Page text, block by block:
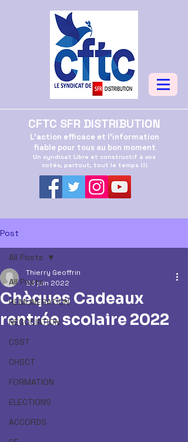
CFTC SFR DISTRIBUTION
L'action efficace et l'information
fiable pour tous au bon moment
Un syndicat Libre et constructif à vos
cotés, partout, tout le temps !!!
Post
All Posts
REMUNERATION
NEGOCIATION
CSST
CHSCT
FORMATION
ELECTIONS
ACCORDS
All Posts
Chèques Cadeaux
rentrée scolaire 2022
Thierry Geoffrin
23 juin 2022